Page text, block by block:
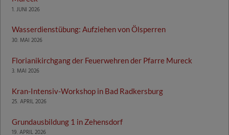
1. JUNI 2026
Wasserdienstübung: Aufziehen von Ölsperren
30. MAI 2026
Florianikirchgang der Feuerwehren der Pfarre Mureck
3. MAI 2026
Kran-Intensiv-Workshop in Bad Radkersburg
25. APRIL 2026
Grundausbildung 1 in Zehensdorf
19. APRIL 2026